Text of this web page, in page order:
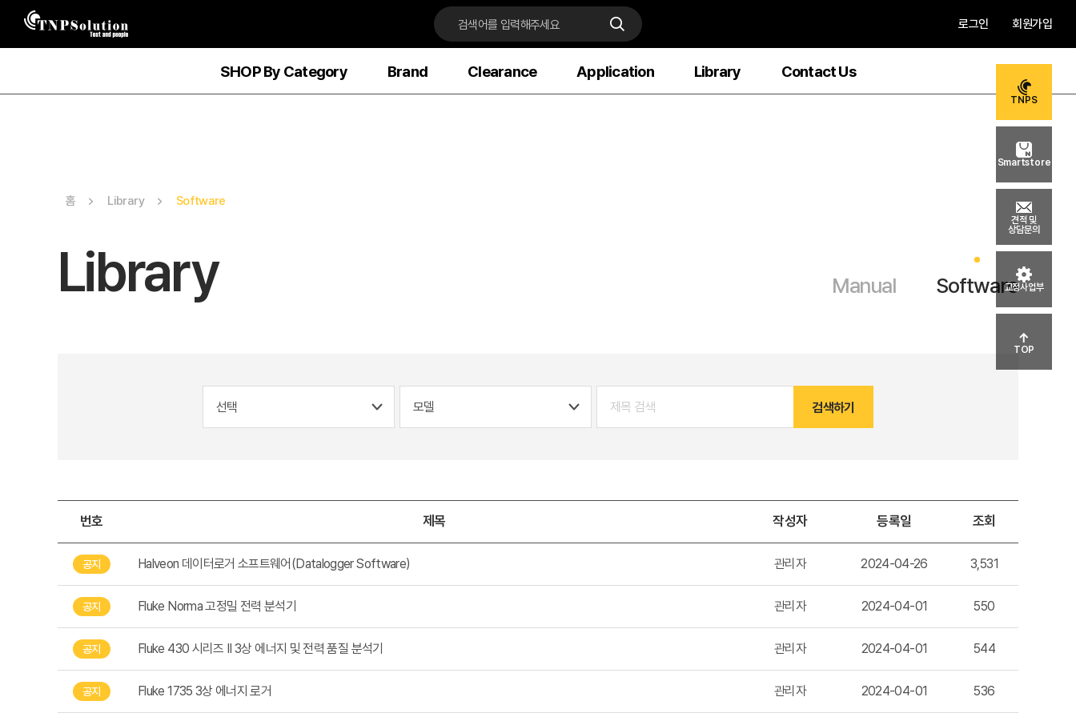
로그인 회원가입
SHOP By Category Brand Clearance Application Library Contact Us
홈 Library Software
Library Manual Software
검색하기
번호 제목 작성자 등록일 조회
공지 Halveon 데이터로거 소프트웨어(Datalogger Software) 관리자 2024-04-26 3,531
공지 Fluke Norma 고정밀 전력 분석기 관리자 2024-04-01 550
공지 Fluke 430 시리즈 II 3상 에너지 및 전력 품질 분석기 관리자 2024-04-01 544
공지 Fluke 1735 3상 에너지 로거 관리자 2024-04-01 536
TNPS
Smartstore
견적 및
상담문의
교정사업부
TOP